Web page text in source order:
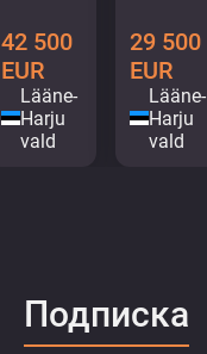
42 500
EUR
Lääne-
Harju
vald
29 500
EUR
Lääne-
Harju
vald
Подписка